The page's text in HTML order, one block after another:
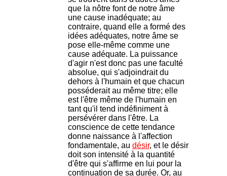
que la nôtre font de notre âme
une cause inadéquate; au
contraire, quand elle a formé des
idées adéquates, notre âme se
pose elle-même comme une
cause adéquate. La puissance
d'agir n'est donc pas une faculté
absolue, qui s'adjoindrait du
dehors à l'humain et que chacun
posséderait au même titre; elle
est l'être même de l'humain en
tant qu'il tend indéfiniment à
persévérer dans l'être. La
conscience de cette tendance
donne naissance à l'affection
fondamentale, au désir, et le désir
doit son intensité à la quantité
d'être qui s'affirme en lui pour la
continuation de sa durée. Or, au